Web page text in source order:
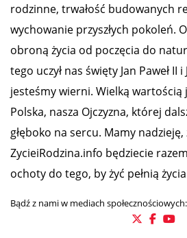
rodzinne, trwałość budowanych
wychowanie przyszłych pokoleń.
obroną życia od poczęcia do
tego uczył nas święty Jan Paweł II
jesteśmy wierni. Wielką
Polska, nasza Ojczyzna, której
głęboko na sercu. Mamy
ZycieiRodzina.info będziecie
ochoty do tego, by żyć pełnią
Bądź z nami w mediach społecznościowych: